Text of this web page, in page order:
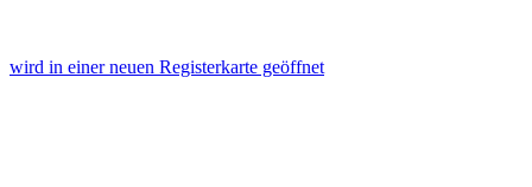
wird in einer neuen Registerkarte geöffnet